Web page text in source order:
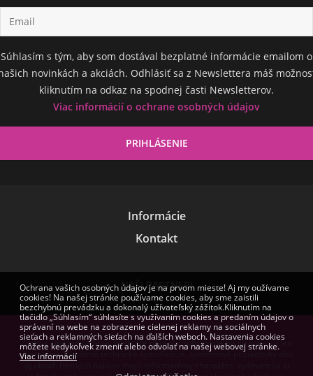
Súhlasím s tým, aby som dostával bezplatné informácie emailom o
novinkách a akciách. Odhlásiť sa z Newslettera máš
kliknutím na odkaz na spodnej časti Newsletterov.
Viac informácií o ochrane osobných údajov
Informácie
Kontakt
NAŠI PARTNERI
Zmena cien vyhradená. Niektoré obrázky zobrazené na stránke sú len
ilustračné. Uvedené technické špecifikácie, systémové požiadavky ako
Ochrana vašich osobných údajov je na prvom mieste! Aj my oužívame
cookies! Na našej stránke používame cookies, aby sme zaistili
bezchybnú prevádzku a dokonalý užívateľský zážitok.Kliknutím na
tlačidlo „Súhlasím“ súhlasíte s využívaním cookies a predaním údajov o
správaní na webe na zobrazenie cielenej reklamy na sociálnych
sieťach a reklamných sieťach na ďalších weboch. Nastavenia cookies
môžete kedykoľvek zmeniť alebo odvolať na našej webovej stránke.
Viac informácií